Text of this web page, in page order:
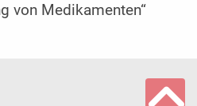
von Medikamenten“